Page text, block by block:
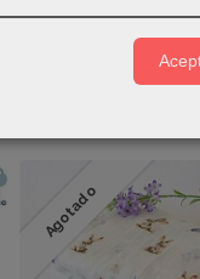
Agotado